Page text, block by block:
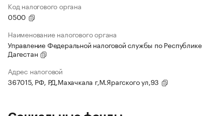
Код налогового органа
0500
Наименование налогового органа
Управление Федеральной налоговой службы по Республике
Дагестан
Адрес налоговой
367015, РФ, РД,Махачкала г,М.Ярагского ул,93